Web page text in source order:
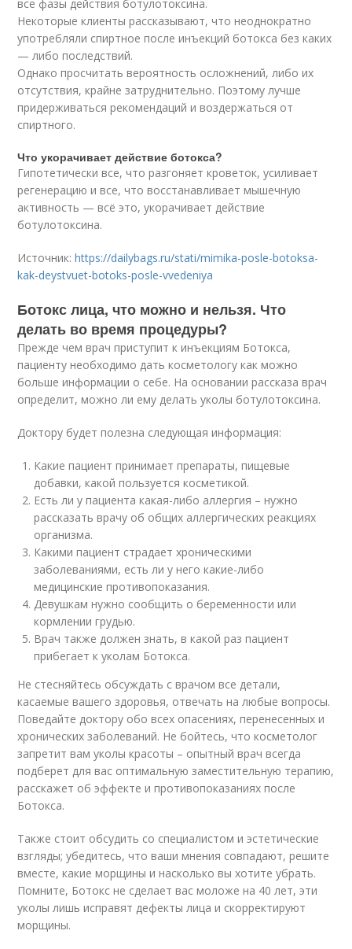
все фазы действия ботулотоксина.
Некоторые клиенты рассказывают, что неоднократно
употребляли спиртное после инъекций ботокса без каких
— либо последствий.
Однако просчитать вероятность осложнений, либо их
отсутствия, крайне затруднительно. Поэтому лучше
придерживаться рекомендаций и воздержаться от
спиртного.
Что укорачивает действие ботокса?
Гипотетически все, что разгоняет кроветок, усиливает
регенерацию и все, что восстанавливает мышечную
активность — всё это, укорачивает действие
ботулотоксина.
Источник:https://dailybags.ru/stati/mimika-posle-botoksa-
kak-deystvuet-botoks-posle-vvedeniya
Ботокс лица, что можно и нельзя. Что
делать во время процедуры?
Прежде чем врач приступит к инъекциям Ботокса,
пациенту необходимо дать косметологу как можно
больше информации о себе. На основании рассказа врач
определит, можно ли ему делать уколы ботулотоксина.
Доктору будет полезна следующая информация:
Какие пациент принимает препараты, пищевые
добавки, какой пользуется косметикой.
Есть ли у пациента какая-либо аллергия – нужно
рассказать врачу об общих аллергических реакциях
организма.
Какими пациент страдает хроническими
заболеваниями, есть ли у него какие-либо
медицинские противопоказания.
Девушкам нужно сообщить о беременности или
кормлении грудью.
Врач также должен знать, в какой раз пациент
прибегает к уколам Ботокса.
Не стесняйтесь обсуждать с врачом все детали,
касаемые вашего здоровья, отвечать на любые вопросы.
Поведайте доктору обо всех опасениях, перенесенных и
хронических заболеваний. Не бойтесь, что косметолог
запретит вам уколы красоты – опытный врач всегда
подберет для вас оптимальную заместительную терапию,
расскажет об эффекте и противопоказаниях после
Ботокса.
Также стоит обсудить со специалистом и эстетические
взгляды; убедитесь, что ваши мнения совпадают, решите
вместе, какие морщины и насколько вы хотите убрать.
Помните, Ботокс не сделает вас моложе на 40 лет, эти
уколы лишь исправят дефекты лица и скорректируют
морщины.